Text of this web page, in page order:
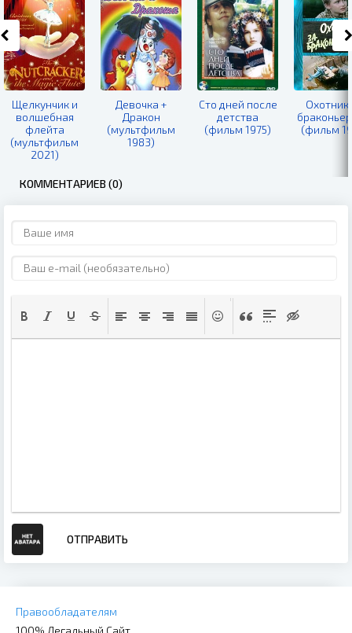
Щелкунчик и
волшебная
флейта
(мультфильм
2021)
Девочка +
Дракон
(мультфильм
1983)
Сто дней после
детства
(фильм 1975)
Охотник
(фильм
КОММЕНТАРИЕВ (0)
ОТПРАВИТЬ
Правообладателям
100% Легальный Сайт